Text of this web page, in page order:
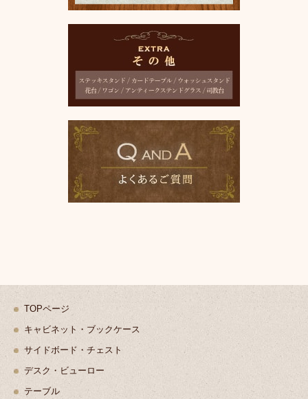
TOPページ
キャビネット・ブックケース
サイドボード・チェスト
デスク・ビューロー
テーブル